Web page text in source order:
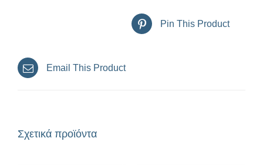
Pin This Product
Email This Product
Σχετικά προϊόντα